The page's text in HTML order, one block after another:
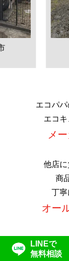
新潟県
エコパパ
エコ
メ
他店
商
丁寧
オー
エコパ
LINEで
無料相談